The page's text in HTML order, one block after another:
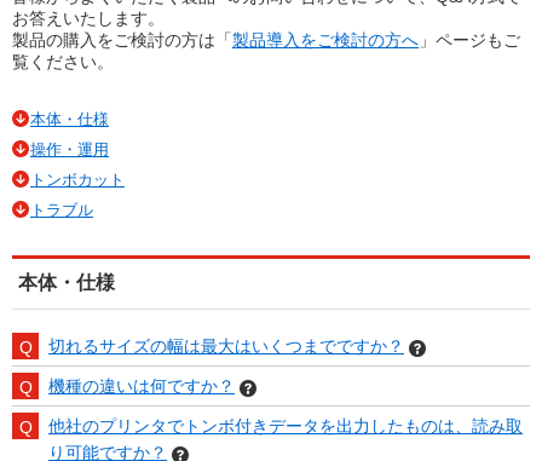
お答えいたします。
製品の購入をご検討の方は「製品導入をご検討の方へ 」ページもご
覧ください。
本体・仕様
操作・運用
トンボカット
トラブル
本体・仕様
切れるサイズの幅は最大はいくつまでですか？
機種の違いは何ですか？
他社のプリンタでトンボ付きデータを出力したものは、読み取
り可能ですか？